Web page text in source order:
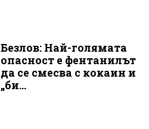
Безлов: Най-голямата
опасност е фентанилът
да се смесва с кокаин и
„би...